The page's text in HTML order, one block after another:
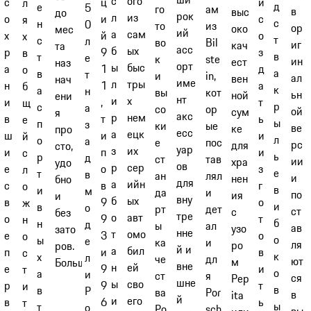
о
х
р
а
н
и
в
ш
и
е
с
в
о
е
п
е
р
в
я
х
в
о
б
щ
е
й
с
л
о
ж
н
о
с
т
и
т
е
н
с
т
в
а
с
п
о
р
т
и
в
н
ы
х
а
в
т
до
мес
та
наз
нач
ени
я
про
сто,
удо
бно
и
без
зато
ров.
Больше
5
0
л
е
т
н
а
з
а
д
в
м
о
д
е
л
и
P
o
и
й
9
1
1
,
т
и
п
о
в
9
9
3
и
9
9
6
л
а
б
ы
л
и
р
а
з
р
а
б
о
т
а
н
ы
и
из
сам
ых
быс
тры
х
нем
ецк
их
сер
ийн
ых
авт
омо
бил
ей
сво
его
го
то
во
к
и
вы
со
ки
е
ст
ан
да
рт
ы
ка
че
ст
ва
рок
ий
асс
орт
име
нт
акс
есс
уар
ов
для
вну
тре
нне
й и
вне
шне
й
ам
из
Bil
ste
in,
кот
ор
ые
пос
тав
лял
и
дет
ал
и
дл
я
Por
выс
око
кач
ест
вен
ной
сум
ке
для
хра
нен
ия
с
узо
ро
м
Pep
ita
с
о
з
д
а
т
ь
и
и
з
г
о
т
о
в
и
т
ь
д
с
т
в
а
к
р
ы
л
ь
е
в
и
б
о
к
о
в
ы
в
ор
иг
ин
ал
ьн
ой
ве
рс
ии
и
по
ст
ав
ля
ют
ся
в